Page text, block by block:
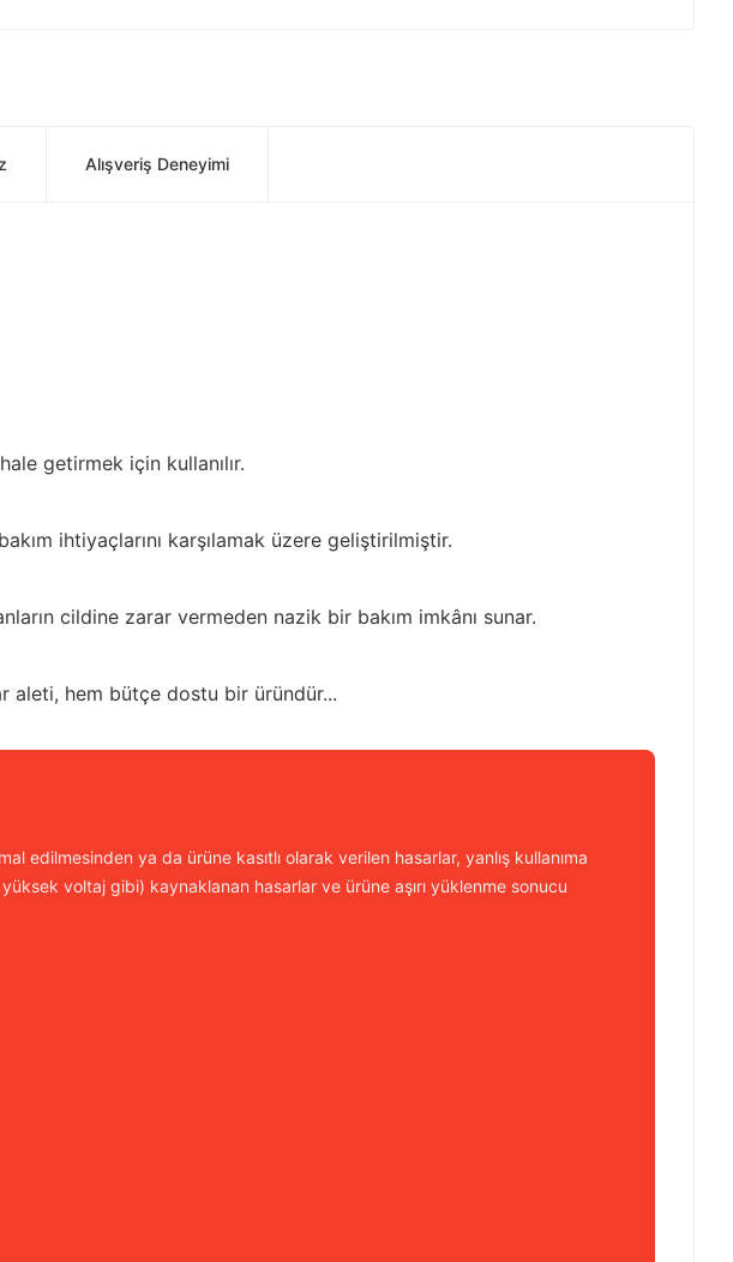
Alışveriş Deneyimi
getirmek için kullanılır.
ihtiyaçlarını karşılamak üzere geliştirilmiştir.
cildine zarar vermeden nazik bir bakım imkânı sunar.
aleti, hem bütçe dostu bir üründür...
edilmesinden ya da ürüne kasıtlı olarak verilen hasarlar, yanlış kullanıma
voltaj gibi) kaynaklanan hasarlar ve ürüne aşırı yüklenme sonucu